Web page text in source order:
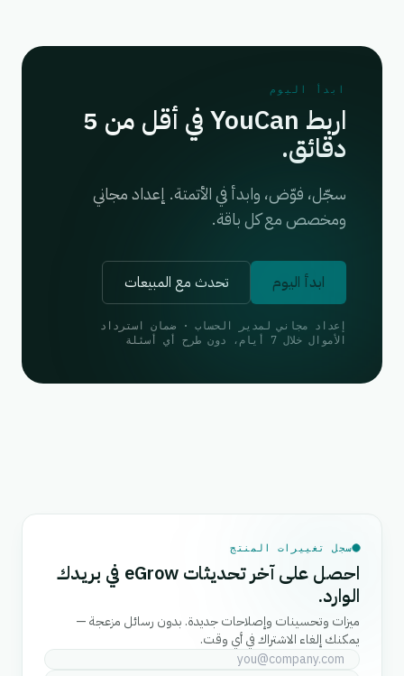
ابدأ اليوم
اربط YouCan في أقل من 5
دقائق.
سجّل، فوّض، وابدأ في الأتمتة. إعداد مجاني
ومخصص مع كل باقة.
ابدأ اليوم تحدث مع المبيعات
إعداد مجاني لمدير الحساب · ضمان استرداد
الأموال خلال 7 أيام، دون طرح أي أسئلة
سجل تغييرات المنتج
احصل على آخر تحديثات eGrow في بريدك
الوارد.
ميزات وتحسينات وإصلاحات جديدة. بدون رسائل مزعجة —
يمكنك إلغاء الاشتراك في أي وقت.